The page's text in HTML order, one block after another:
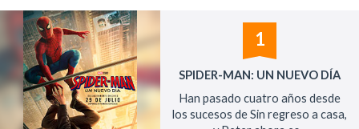
1
SPIDER-MAN: UN NUEVO DÍA
Han pasado cuatro años desde
los sucesos de Sin regreso a casa,